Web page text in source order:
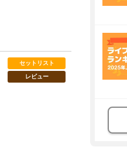
セットリスト
レビュー